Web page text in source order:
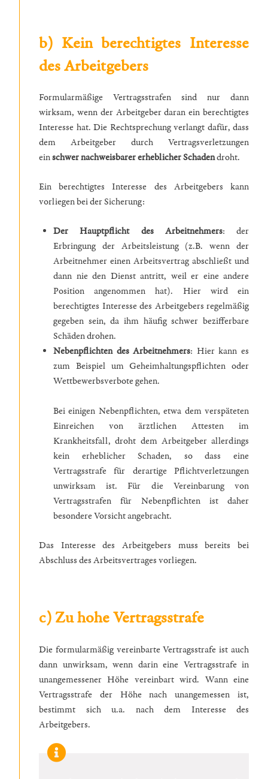
b) Kein berechtigtes Interesse
des Arbeitgebers
Formularmäßige Vertragsstrafen sind nur dann
wirksam, wenn der Arbeitgeber daran ein berechtigtes
Interesse hat. Die Rechtsprechung verlangt dafür, dass
dem Arbeitgeber durch Vertragsverletzungen
einschwer nachweisbarer erheblicher Schadendroht.
Ein berechtigtes Interesse des Arbeitgebers kann
vorliegen bei der Sicherung:
Der Hauptpflicht des Arbeitnehmers: der
Erbringung der Arbeitsleistung (z.B. wenn der
Arbeitnehmer einen Arbeitsvertrag abschließt und
dann nie den Dienst antritt, weil er eine andere
Position angenommen hat). Hier wird ein
berechtigtes Interesse des Arbeitgebers regelmäßig
gegeben sein, da ihm häufig schwer bezifferbare
Schäden drohen.
Nebenpflichten des Arbeitnehmers: Hier kann es
zum Beispiel um Geheimhaltungspflichten oder
Wettbewerbsverbote gehen.
Bei einigen Nebenpflichten, etwa dem verspäteten
Einreichen von ärztlichen Attesten im
Krankheitsfall, droht dem Arbeitgeber allerdings
kein erheblicher Schaden, so dass eine
Vertragsstrafe für derartige Pflichtverletzungen
unwirksam ist. Für die Vereinbarung von
Vertragsstrafen für Nebenpflichten ist daher
besondere Vorsicht angebracht.
Das Interesse des Arbeitgebers muss bereits bei
Abschluss des Arbeitsvertrages vorliegen.
c) Zu hohe Vertragsstrafe
Die formularmäßig vereinbarte Vertragsstrafe ist auch
dann unwirksam, wenn darin eine Vertragsstrafe in
unangemessener Höhe vereinbart wird. Wann eine
Vertragsstrafe der Höhe nach unangemessen ist,
bestimmt sich u.a. nach dem Interesse des
Arbeitgebers.